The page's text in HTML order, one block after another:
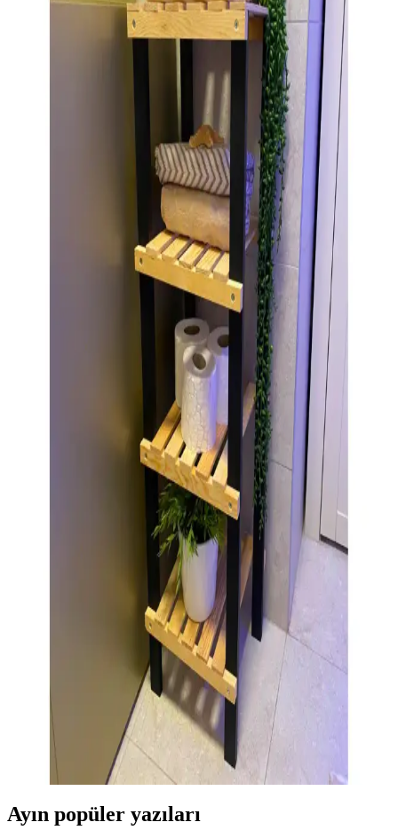
Sas 5'li plastik banyo seti, modern siyah tasarımıyla banyoda düzen
sağlar. Beş parça içerir, hafif ve dayanıklı plastik malzemeden
üretilmiştir, kullanışlı ve estetik bir çözüm sunar.
IKEA Banyo Tepsileri ile Hem Şık Hem Düzenli
Banyo Dekorasyonu Nasıl Yapılır
IKEA banyo tepsileri, fonksiyonellik ve estetiği bir arada sunarak
küçük veya karmaşık banyolarda düzen ve şıklık sağlar. Farklı
modeller ve renk seçenekleriyle banyonuzda fark yaratın.
Klozet Arkası Banyo Dolabı ile Banyonuzu Modern
ve Fonksiyonel Hale Getirin
Klozet arkası banyo dolapları, alanı optimize eder, şık görünüm
sağlar ve düzeni korur. Modern tasarım seçenekleriyle banyonuza
fonksiyonellik ve estetik katın.
ALAS Çok Amaçlı Dolap ve Çekmece Organizer
Kutu Seti 4'lü Pratik ve Dayanıklı Tasarım
ALAS 2 adet 4'lü organizer kutu seti, dayanıklı kumaş ve pratik
tasarımıyla evinizi düzenlemenize yardımcı olur. Farklı boyutlarıyla
çeşitli alanlarda kullanılır, şık ve fonksiyonel çözümler sunar.
Motek Duo ve Mudesa Çamaşır Sepetlerinin Detaylı
Karşılaştırması ve En İyi Seçenek
Motek Duo ve Mudesa çamaşır sepetleri arasında detaylı
karşılaştırma yaparak, hacim, malzeme, tasarım ve kullanıcı
yorumlarıyla en uygun seçeneği belirleyin.
Tekli Bornoz ile Modern ve Şık Banyo Dekorasyonu
Tekli bornozlar, modern ve minimalist banyo dekorasyonunun
vazgeçilmez unsurlarıdır. Renk, doku ve tasarım seçenekleriyle
yaşam alanınıza şıklık ve fonksiyonellik katar.
4 Katlı Banyo Rafı Seçiminde Dikkat Edilmesi
Gerekenler ve Estetik Çözümler
Düzen ve estetiği bir arada sunan 4 katlı banyo rafları, alanı etkin
kullanmak ve dekorasyonu tamamlamak için ideal çözümler sunar.
Dayanıklı malzemeler ve uygun tasarımla uzun ömür sağlar.
Ayın popüler yazıları